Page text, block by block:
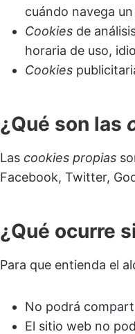
cuándo navega
Cookies de
horaria de uso,
Cookies
¿Qué son las
Las cookies propias
Facebook, Twitter,
¿Qué ocurre
Para que entienda el
No podrá
El sitio web no